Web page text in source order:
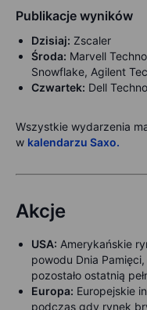
Publikacje wyników
Dzisiaj: Zscaler
Środa: Marvell
Snowflake, Agilent
Czwartek: Dell
Wszystkie wydarzenia
w kalendarzu Saxo.
Akcje
USA: Amerykańskie
powodu Dnia
pozostało ostatnią
Europa: Europejskie
podczas gdy rynek